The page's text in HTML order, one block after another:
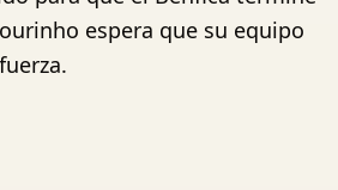
espera que su equipo